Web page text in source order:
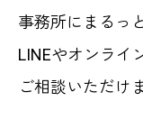
事務所にまるっ
LINEやオンライ
ご相談いただけ